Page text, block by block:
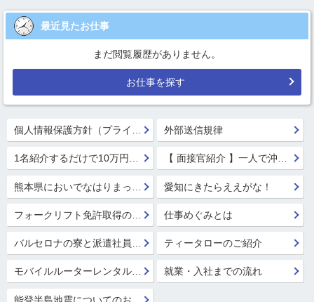
最近見たお仕事
まだ閲覧履歴がありません。
お仕事を探す
外部送信規律
1名紹介するだけで10万円GET!!★ 【 面接官紹介 】一人で沖縄行っちゃう系面接官 鈴木 楓
愛知にきたらええがな！
仕事めぐみとは
ティータローのご紹介
モバイルルーターレンタル開始！ 就業・入社までの流れ